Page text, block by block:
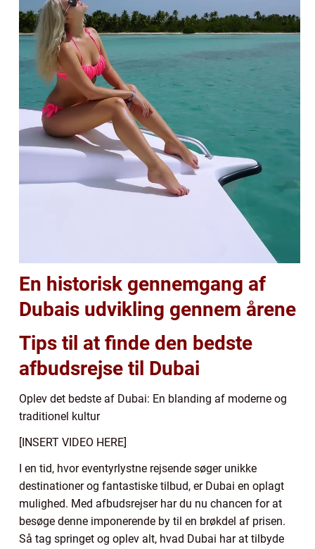
En historisk gennemgang af
Dubais udvikling gennem årene
Tips til at finde den bedste
afbudsrejse til Dubai
Oplev det bedste af Dubai: En blanding af moderne og
traditionel kultur
[INSERT VIDEO HERE]
I en tid, hvor eventyrlystne rejsende søger unikke
destinationer og fantastiske tilbud, er Dubai en oplagt
mulighed. Med afbudsrejser har du nu chancen for at
besøge denne imponerende by til en brøkdel af prisen.
Så tag springet og oplev alt, hvad Dubai har at tilbyde